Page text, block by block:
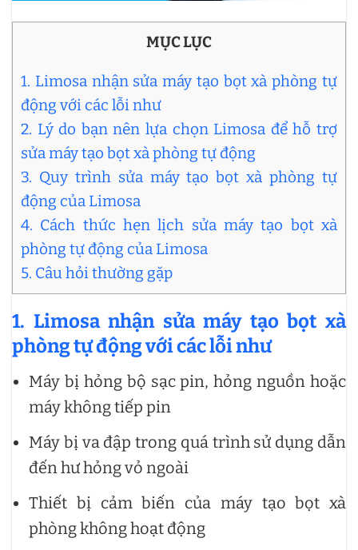
MỤC LỤC
1. Limosa nhận sửa máy tạo bọt xà phòng tự
động với các lỗi như
2. Lý do bạn nên lựa chọn Limosa để hỗ trợ
sửa máy tạo bọt xà phòng tự động
3. Quy trình sửa máy tạo bọt xà phòng tự
động của Limosa
4. Cách thức hẹn lịch sửa máy tạo bọt xà
phòng tự động của Limosa
5. Câu hỏi thường gặp
1. Limosa nhận sửa máy tạo bọt xà
phòng tự động với các lỗi như
Máy bị hỏng bộ sạc pin, hỏng nguồn hoặc
máy không tiếp pin
Máy bị va đập trong quá trình sử dụng dẫn
đến hư hỏng vỏ ngoài
Thiết bị cảm biến của máy tạo bọt xà
phòng không hoạt động